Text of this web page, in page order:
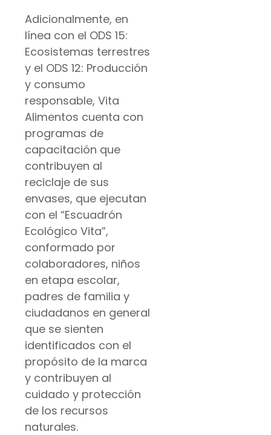
Adicionalmente, en
línea con el ODS 15:
Ecosistemas terrestres
y el ODS 12: Producción
y consumo
responsable, Vita
Alimentos cuenta con
programas de
capacitación que
contribuyen al
reciclaje de sus
envases, que ejecutan
con el “Escuadrón
Ecológico Vita”,
conformado por
colaboradores, niños
en etapa escolar,
padres de familia y
ciudadanos en general
que se sienten
identificados con el
propósito de la marca
y contribuyen al
cuidado y protección
de los recursos
naturales.